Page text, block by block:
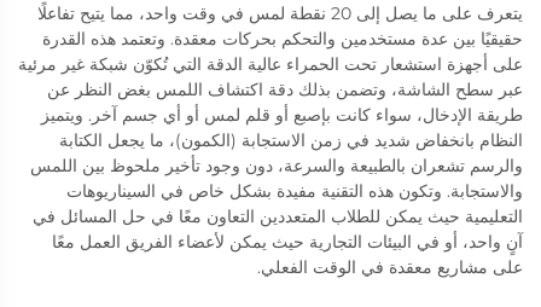
يتعرف على ما يصل إلى 20 نقطة لمس في وقت واحد، مما يتيح تفاعلًا
حقيقيًا بين عدة مستخدمين والتحكم بحركات معقدة. وتعتمد هذه القدرة
على أجهزة استشعار تحت الحمراء عالية الدقة التي تُكوّن شبكة غير مرئية
عبر سطح الشاشة، وتضمن بذلك دقة اكتشاف اللمس بغض النظر عن
طريقة الإدخال، سواء كانت بإصبع أو قلم لمس أو أي جسم آخر. ويتميز
النظام بانخفاض شديد في زمن الاستجابة (الكمون)، ما يجعل الكتابة
والرسم تشعران بالطبيعة والسرعة، دون وجود تأخير ملحوظ بين اللمس
والاستجابة. وتكون هذه التقنية مفيدة بشكل خاص في السيناريوهات
التعليمية حيث يمكن للطلاب المتعددين التعاون معًا في حل المسائل في
آنٍ واحد، أو في البيئات التجارية حيث يمكن لأعضاء الفريق العمل معًا
على مشاريع معقدة في الوقت الفعلي.